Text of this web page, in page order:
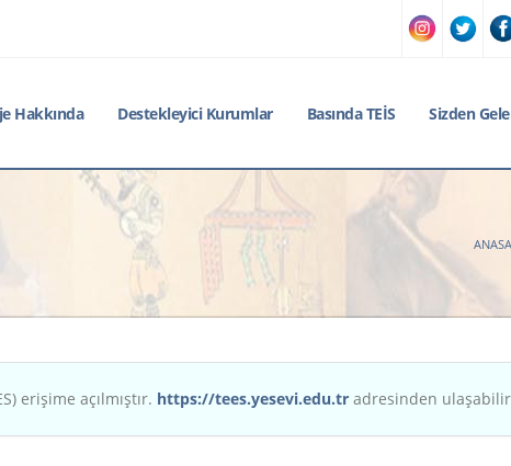
Hakkında Destekleyici Kurumlar Basında TEİS Sizden
erişime açılmıştır. https://tees.yesevi.edu.tr adresinden